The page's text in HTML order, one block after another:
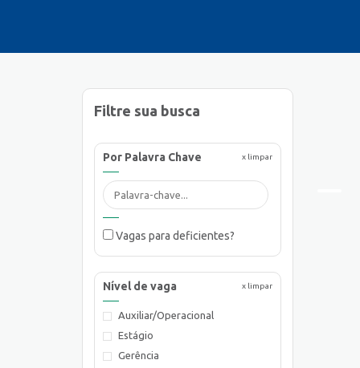
Filtre sua busca
x limpar
Por Palavra Chave
Vagas para deficientes?
x limpar
Nível de vaga
Auxiliar/Operacional
Estágio
Gerência